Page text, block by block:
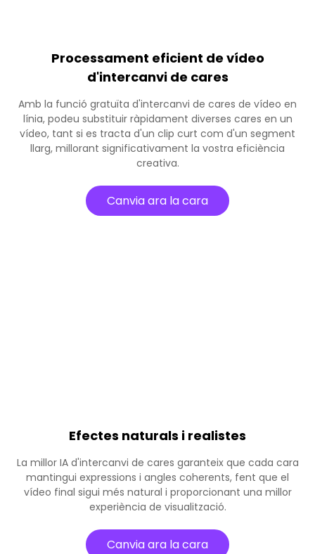
Processament eficient de vídeo
d'intercanvi de cares
Amb la funció gratuïta d'intercanvi de cares de vídeo en
línia, podeu substituir ràpidament diverses cares en un
vídeo, tant si es tracta d'un clip curt com d'un segment
llarg, millorant significativament la vostra eficiència
creativa.
Canvia ara la cara
Efectes naturals i realistes
La millor IA d'intercanvi de cares garanteix que cada cara
mantingui expressions i angles coherents, fent que el
vídeo final sigui més natural i proporcionant una millor
experiència de visualització.
Canvia ara la cara